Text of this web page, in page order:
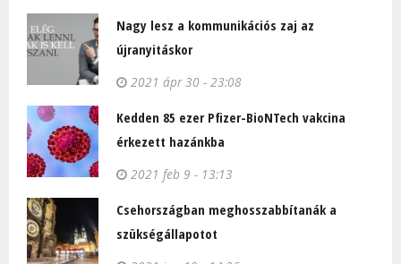
Nagy lesz a kommunikációs zaj az
újranyitáskor
2021 ápr 30 - 23:08
Kedden 85 ezer Pfizer-BioNTech vakcina
érkezett hazánkba
2021 feb 9 - 13:13
Csehországban meghosszabbítanák a
szükségállapotot